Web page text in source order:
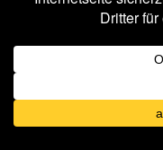
Frankfurt Harakiri
Hexentanz
Köln
Lord Of The